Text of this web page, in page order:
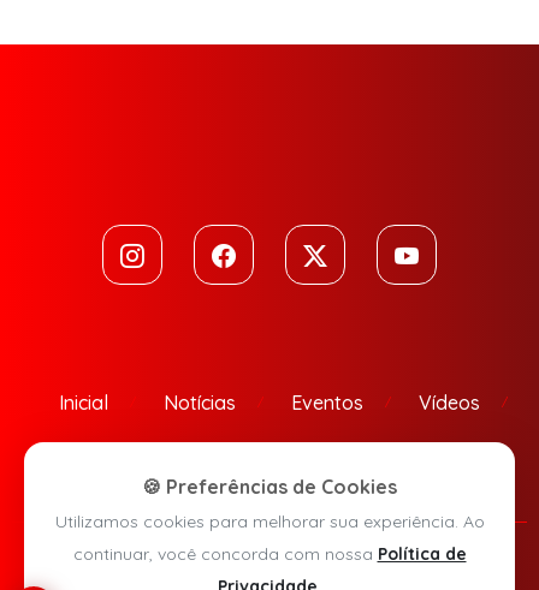
Inicial Notícias Eventos Vídeos
Política de Privacidade
🍪 Preferências de Cookies
Utilizamos cookies para melhorar sua experiência. Ao
continuar, você concorda com nossa Política de